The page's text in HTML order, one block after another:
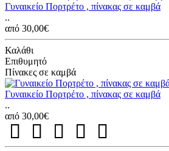
Γυναικείο Πορτρέτο , πίνακας σε καμβά
..
από 30,00€
Καλάθι
Επιθυμητό
Πίνακες σε καμβά
Γυναικείο Πορτρέτο , πίνακας σε καμβά
..
από 30,00€